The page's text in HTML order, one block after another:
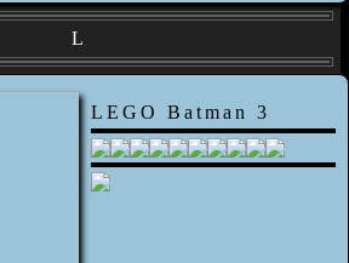
L
LEGO Batman 3